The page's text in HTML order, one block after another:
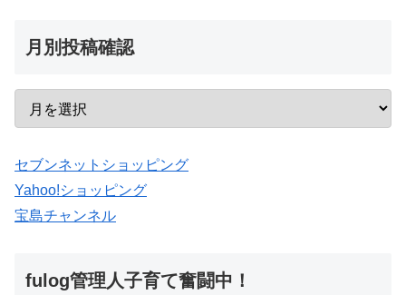
月別投稿確認
セブンネットショッピング
Yahoo!ショッピング
宝島チャンネル
fulog管理人子育て奮闘中！